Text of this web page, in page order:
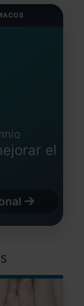
el